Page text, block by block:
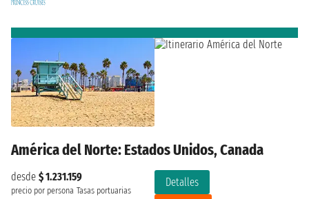
América del Norte: Estados Unidos, Canada
desde $ 1.231.159
precio por persona Tasas portuarias
Detalles